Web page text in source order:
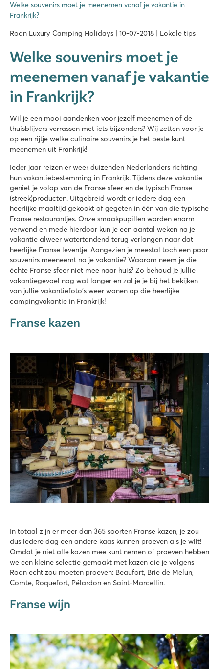
Welke souvenirs moet je meenemen vanaf je vakantie in
Frankrijk?
Roan Luxury Camping Holidays | 10-07-2018 | Lokale tips
Welke souvenirs moet je
meenemen vanaf je vakantie
in Frankrijk?
Wil je een mooi aandenken voor jezelf meenemen of de
thuisblijvers verrassen met iets bijzonders? Wij zetten voor je
op een rijtje welke culinaire souvenirs je het beste kunt
meenemen uit Frankrijk!
Ieder jaar reizen er weer duizenden Nederlanders richting
hun vakantiebestemming in Frankrijk. Tijdens deze vakantie
geniet je volop van de Franse sfeer en de typisch Franse
(streek)producten. Uitgebreid wordt er iedere dag een
heerlijke maaltijd gekookt of gegeten in één van die typische
Franse restaurantjes. Onze smaakpupillen worden enorm
verwend en mede hierdoor kun je een aantal weken na je
vakantie alweer watertandend terug verlangen naar dat
heerlijke Franse leventje! Aangezien je meestal toch een paar
souvenirs meeneemt na je vakantie? Waarom neem je die
échte Franse sfeer niet mee naar huis? Zo behoud je jullie
vakantiegevoel nog wat langer en zal je je bij het bekijken
van jullie vakantiefoto's weer wanen op die heerlijke
campingvakantie in Frankrijk!
Franse kazen
In totaal zijn er meer dan 365 soorten Franse kazen, je zou
dus iedere dag een andere kaas kunnen proeven als je wilt!
Omdat je niet alle kazen mee kunt nemen of proeven hebben
we een kleine selectie gemaakt met kazen die je volgens
Roan echt zou moeten proeven: Beaufort, Brie de Melun,
Comte, Roquefort, Pélardon en Saint-Marcellin.
Franse wijn